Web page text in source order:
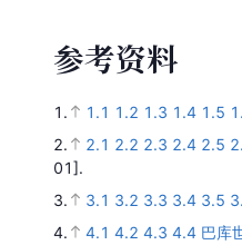
参考资料
1. 1.1 1.2 1.3 1.4 1.5
2.
2.1 2.2 2.3 2.4 2.5
01].
3.
3.1 3.2 3.3 3.4 3.5
4.
4.1 4.2 4.3 4.4 巴库